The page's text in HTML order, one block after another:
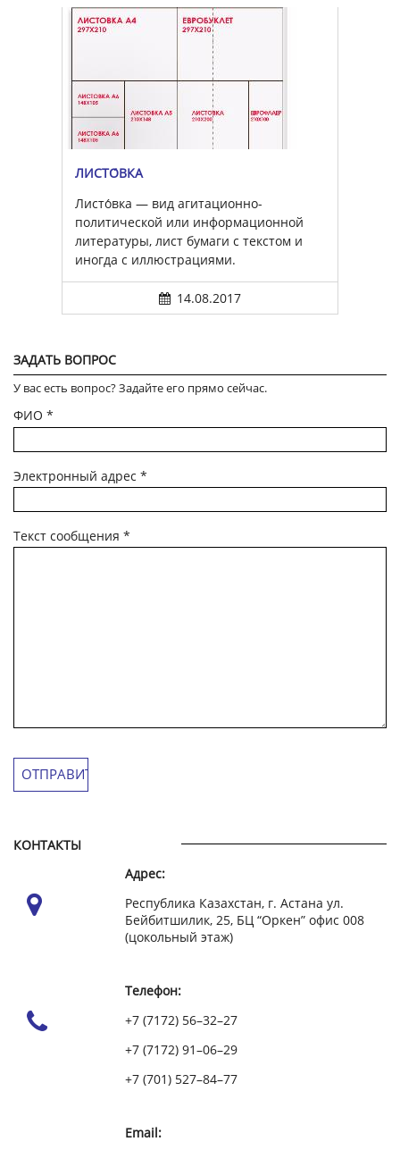
ЛИСТО́ВКА
Листо́вка — вид агитационно-
политической или информационной
литературы, лист бумаги с текстом и
иногда с иллюстрациями.
14.08.2017
ЗАДАТЬ ВОПРОС
У вас есть вопрос? Задайте его прямо сейчас.
ФИО *
Электронный адрес *
Текст сообщения *
КОНТАКТЫ
Адрес:
Республика Казахстан, г. Астана ул.
Бейбитшилик, 25, БЦ “Оркен” офис 008
(цокольный этаж)
Телефон:
+7 (7172) 56–32–27
+7 (7172) 91–06–29
+7 (701) 527–84–77
Email: